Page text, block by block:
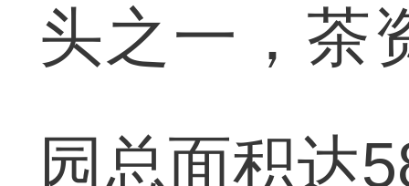
头之一，茶
园总面积达